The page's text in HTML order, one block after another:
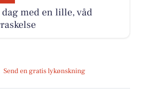
med en lille, våd
Send en gratis lykønskning